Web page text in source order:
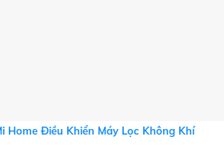
Home Điều Khiển Máy Lọc Không Khí